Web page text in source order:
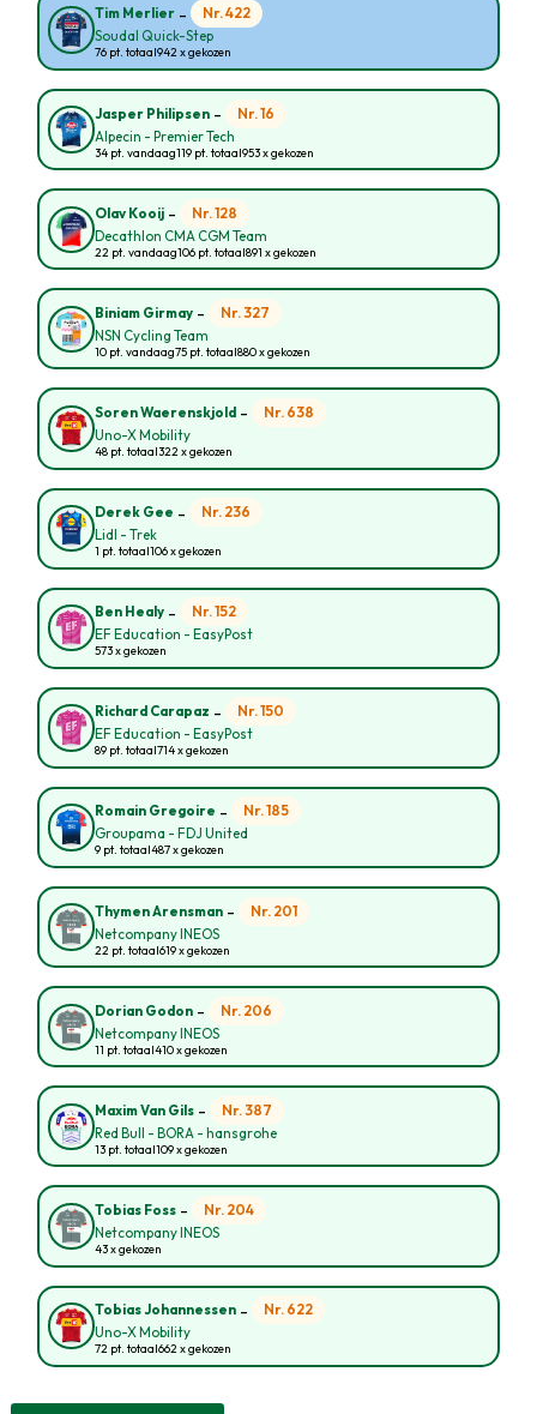
Tim Merlier - Nr. 422
Soudal Quick-Step
76 pt. totaal942 x gekozen
Jasper Philipsen - Nr. 16
Alpecin - Premier Tech
34 pt. vandaag119 pt. totaal953 x gekozen
Olav Kooij - Nr. 128
Decathlon CMA CGM Team
22 pt. vandaag106 pt. totaal891 x gekozen
Biniam Girmay - Nr. 327
NSN Cycling Team
10 pt. vandaag75 pt. totaal880 x gekozen
Soren Waerenskjold - Nr. 638
Uno-X Mobility
48 pt. totaal322 x gekozen
Derek Gee - Nr. 236
Lidl - Trek
1 pt. totaal106 x gekozen
Ben Healy - Nr. 152
EF Education - EasyPost
573 x gekozen
Richard Carapaz - Nr. 150
EF Education - EasyPost
89 pt. totaal714 x gekozen
Romain Gregoire - Nr. 185
Groupama - FDJ United
9 pt. totaal487 x gekozen
Thymen Arensman - Nr. 201
Netcompany INEOS
22 pt. totaal619 x gekozen
Dorian Godon - Nr. 206
Netcompany INEOS
11 pt. totaal410 x gekozen
Maxim Van Gils - Nr. 387
Red Bull - BORA - hansgrohe
13 pt. totaal109 x gekozen
Tobias Foss - Nr. 204
Netcompany INEOS
43 x gekozen
Tobias Johannessen - Nr. 622
Uno-X Mobility
72 pt. totaal662 x gekozen